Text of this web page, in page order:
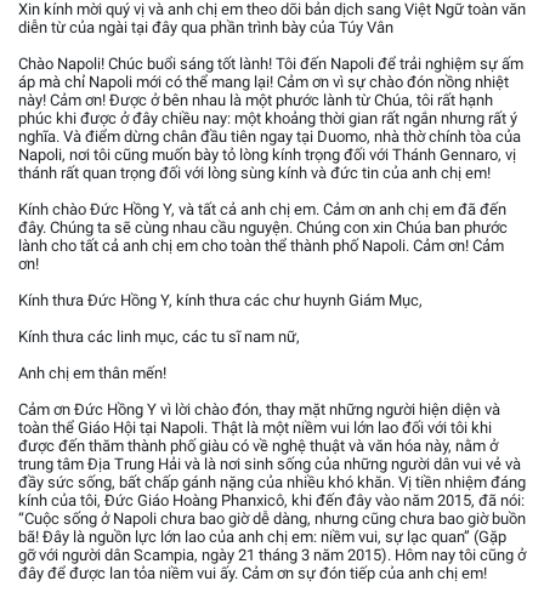
Xin kính mời quý vị và anh chị em theo dõi bản dịch sang Việt Ngữ toàn văn
diễn từ của ngài tại đây qua phần trình bày của Túy Vân
Chào Napoli! Chúc buổi sáng tốt lành! Tôi đến Napoli để trải nghiệm sự ấm
áp mà chỉ Napoli mới có thể mang lại! Cảm ơn vì sự chào đón nồng nhiệt
này! Cảm ơn! Được ở bên nhau là một phước lành từ Chúa, tôi rất hạnh
phúc khi được ở đây chiều nay: một khoảng thời gian rất ngắn nhưng rất ý
nghĩa. Và điểm dừng chân đầu tiên ngay tại Duomo, nhà thờ chính tòa của
Napoli, nơi tôi cũng muốn bày tỏ lòng kính trọng đối với Thánh Gennaro, vị
thánh rất quan trọng đối với lòng sùng kính và đức tin của anh chị em!
Kính chào Đức Hồng Y, và tất cả anh chị em. Cảm ơn anh chị em đã đến
đây. Chúng ta sẽ cùng nhau cầu nguyện. Chúng con xin Chúa ban phước
lành cho tất cả anh chị em cho toàn thể thành phố Napoli. Cảm ơn! Cảm
ơn!
Kính thưa Đức Hồng Y, kính thưa các chư huynh Giám Mục,
Kính thưa các linh mục, các tu sĩ nam nữ,
Anh chị em thân mến!
Cảm ơn Đức Hồng Y vì lời chào đón, thay mặt những người hiện diện và
toàn thể Giáo Hội tại Napoli. Thật là một niềm vui lớn lao đối với tôi khi
được đến thăm thành phố giàu có về nghệ thuật và văn hóa này, nằm ở
trung tâm Địa Trung Hải và là nơi sinh sống của những người dân vui vẻ và
đầy sức sống, bất chấp gánh nặng của nhiều khó khăn. Vị tiền nhiệm đáng
kính của tôi, Đức Giáo Hoàng Phanxicô, khi đến đây vào năm 2015, đã nói:
“Cuộc sống ở Napoli chưa bao giờ dễ dàng, nhưng cũng chưa bao giờ buồn
bã! Đây là nguồn lực lớn lao của anh chị em: niềm vui, sự lạc quan” (Gặp
gỡ với người dân Scampia, ngày 21 tháng 3 năm 2015). Hôm nay tôi cũng ở
đây để được lan tỏa niềm vui ấy. Cảm ơn sự đón tiếp của anh chị em!